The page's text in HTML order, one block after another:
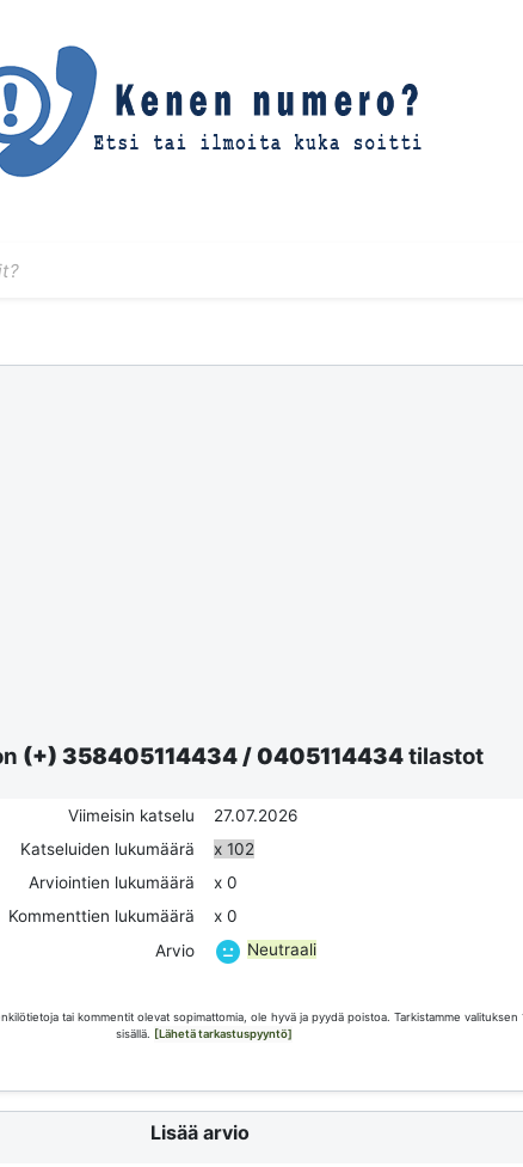
(+) 358405114434/0405114434tilastot
Viimeisin katselu
27.07.2026
Katseluiden lukumäärä
x 102
Arviointien lukumäärä
x 0
Kommenttien lukumäärä
x 0
Arvio
Neutraali
tai kommentit olevat sopimattomia, ole hyvä ja pyydä poistoa. Tarkistamme valituksen
sisällä. [Lähetä tarkastuspyyntö]
Lisää arvio